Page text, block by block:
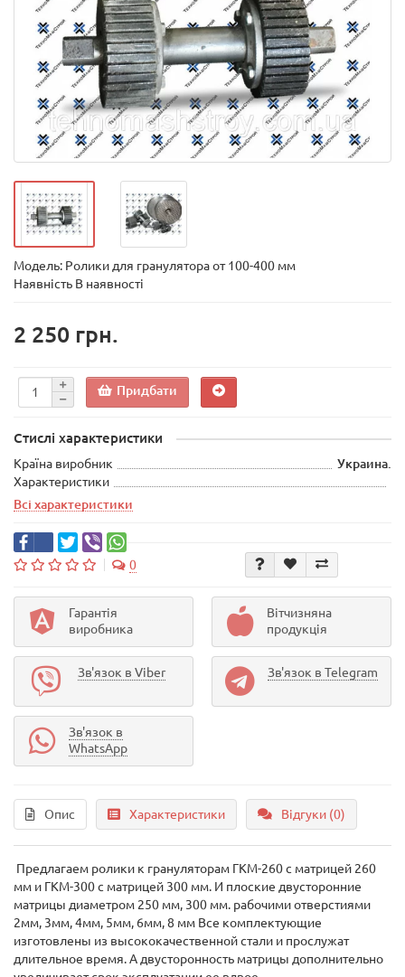
Модель: Ролики для гранулятора от 100-400 мм
Наявність В наявності
2 250 грн.
Придбати
Стислі характеристики
Країна виробник
Украина.
Характеристики
Всі характеристики
0
Гарантія
виробника
Вітчизняна
продукція
Зв'язок в Viber Зв'язок в Telegram
Зв'язок в
WhatsApp
Опис Характеристики Відгуки (0)
Предлагаем ролики к грануляторам ГКМ-260 с матрицей 260
мм и ГКМ-300 с матрицей 300 мм. И плоские двусторонние
матрицы диаметром 250 мм, 300 мм. рабочими отверстиями
2мм, 3мм, 4мм, 5мм, 6мм, 8 мм Все комплектующие
изготовлены из высококачественной стали и прослужат
длительное время. А двусторонность матрицы дополнительно